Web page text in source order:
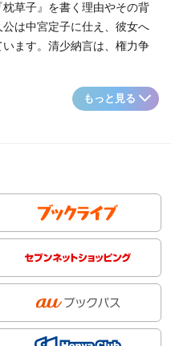
草子』を書く理由やその背
は中宮定子に仕え、彼女へ
ます。清少納言は、権力争
もっと見る